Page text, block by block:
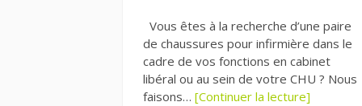
Vous êtes à la recherche d’une paire
de chaussures pour infirmière dans le
cadre de vos fonctions en cabinet
libéral ou au sein de votre CHU ? Nous
faisons… [Continuer la lecture]